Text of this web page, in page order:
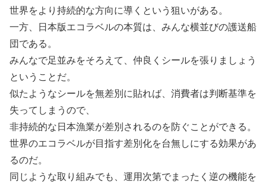
世界をより持続的な方向に導くという狙いがある。
一方、日本版エコラベルの本質は、みんな横並びの護送船
団である。
みんなで足並みをそろえて、仲良くシールを張りましょう
ということだ。
似たようなシールを無差別に貼れば、消費者は判断基準を
失ってしまうので、
非持続的な日本漁業が差別されるのを防ぐことができる。
世界のエコラベルが目指す差別化を台無しにする効果があ
るのだ。
同じような取り組みでも、運用次第でまったく逆の機能を